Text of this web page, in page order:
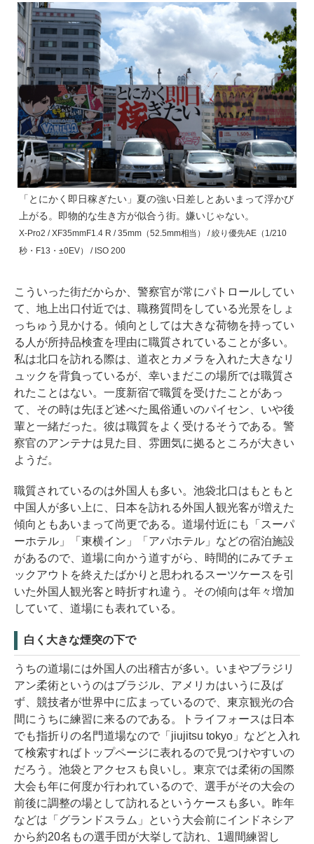
「とにかく即日稼ぎたい」夏の強い日差しとあいまって浮かび
上がる。即物的な生き方が似合う街。嫌いじゃない。
X-Pro2 / XF35mmF1.4 R / 35mm（52.5mm相当） / 絞り優先AE（1/210
秒・F13・±0EV） / ISO 200
こういった街だからか、警察官が常にパトロールしてい
て、地上出口付近では、職務質問をしている光景をしょ
っちゅう見かける。傾向としては大きな荷物を持ってい
る人が所持品検査を理由に職質されていることが多い。
私は北口を訪れる際は、道衣とカメラを入れた大きなリ
ュックを背負っているが、幸いまだこの場所では職質さ
れたことはない。一度新宿で職質を受けたことがあっ
て、その時は先ほど述べた風俗通いのパイセン、いや後
輩と一緒だった。彼は職質をよく受けるそうである。警
察官のアンテナは見た目、雰囲気に拠るところが大きい
ようだ。
職質されているのは外国人も多い。池袋北口はもともと
中国人が多い上に、日本を訪れる外国人観光客が増えた
傾向ともあいまって尚更である。道場付近にも「スーパ
ーホテル」「東横イン」「アパホテル」などの宿泊施設
があるので、道場に向かう道すがら、時間的にみてチェ
ックアウトを終えたばかりと思われるスーツケースを引
いた外国人観光客と時折すれ違う。その傾向は年々増加
していて、道場にも表れている。
白く大きな煙突の下で
うちの道場には外国人の出稽古が多い。いまやブラジリ
アン柔術というのはブラジル、アメリカはいうに及ば
ず、競技者が世界中に広まっているので、東京観光の合
間にうちに練習に来るのである。トライフォースは日本
でも指折りの名門道場なので「jiujitsu tokyo」などと入れ
て検索すればトップページに表れるので見つけやすいの
だろう。池袋とアクセスも良いし。東京では柔術の国際
大会も年に何度か行われているので、選手がその大会の
前後に調整の場として訪れるというケースも多い。昨年
などは「グランドスラム」という大会前にインドネシア
から約20名もの選手団が大挙して訪れ、1週間練習し